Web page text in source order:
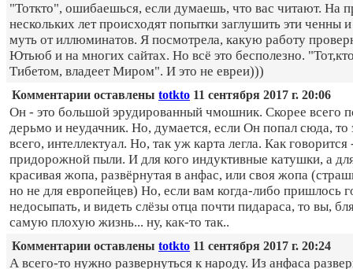
"Тоткто", ошибаешься, если думаешь, что вас читают. На
нескольких лет происходят попытки заглушить эти ченны
муть от иллюминатов. Я посмотрела, какую работу
Ютьюб и на многих сайтах. Но всё это бесполезно.
Тибетом, владеет Миром". И это не евреи)))
Комментарии оставлены totkto 11 сентября 2017 г. 20:06
Он - это большой эрудированный чмошник. Скорее всего
дерьмо и неудачник. Но, думается, если Он попал сюда, то
всего, интеллектуал. Но, так уж карта легла. Как говорится
придорожной пыли. И для кого индуктивные катушки, а
красивая жопа, развёрнутая в анфас, или своя жопа
но не для европейцев) Но, если вам когда-либо пришлось
недосыпать, и видеть слёзы отца почти пидараса, то вы,
самую плохую жизнь... ну, как-то так..
Комментарии оставлены totkto 11 сентября 2017 г. 20:24
А всего-то нужно развернуться к народу. Из анфаса